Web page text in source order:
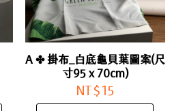
A ✤ 掛布_白底龜貝葉圖案(尺
寸95 x 70cm)
NT$ 15